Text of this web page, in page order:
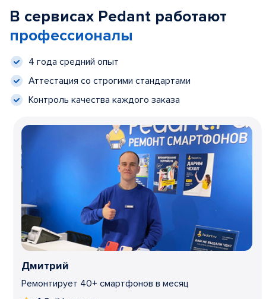
В сервисах Pedant работают
профессионалы
4 года средний опыт
Аттестация со строгими стандартами
Контроль качества каждого заказа
Дмитрий
Ремонтирует 40+ смартфонов в месяц